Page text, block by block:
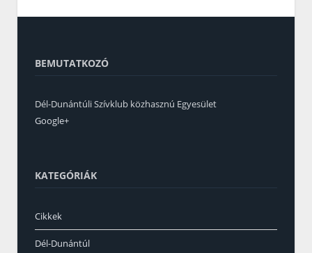
BEMUTATKOZÓ
Dél-Dunántúli Szívklub közhasznú Egyesület
Google+
KATEGÓRIÁK
Cikkek
Dél-Dunántúl